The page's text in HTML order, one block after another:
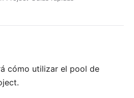
cómo utilizar el pool de